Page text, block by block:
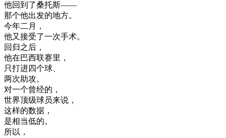
他回到 了桑托斯——
那个他出发的地方。
今年二月
，
他又接受了一次手术。
回归之后 ，
他在巴西联赛里 ，
只打进四个球、
两次助攻。
对一个曾经的 ，
世界顶级球员来说 ，
这样的数据 ，
是相当低的。
所以 ，